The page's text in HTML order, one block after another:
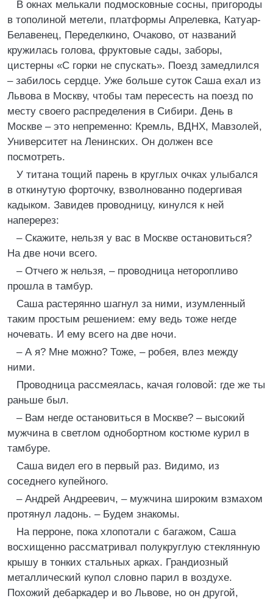
В окнах мелькали подмосковные сосны, пригороды
в тополиной метели, платформы Апрелевка, Катуар-
Белавенец, Переделкино, Очаково, от названий
кружилась голова, фруктовые сады, заборы,
цистерны «С горки не спускать». Поезд замедлился
– забилось сердце. Уже больше суток Саша ехал из
Львова в Москву, чтобы там пересесть на поезд по
месту своего распределения в Сибири. День в
Москве – это непременно: Кремль, ВДНХ, Мавзолей,
Университет на Ленинских. Он должен все
посмотреть.
У титана тощий парень в круглых очках улыбался
в откинутую форточку, взволнованно подергивая
кадыком. Завидев проводницу, кинулся к ней
наперерез:
– Скажите, нельзя у вас в Москве остановиться?
На две ночи всего.
– Отчего ж нельзя, – проводница неторопливо
прошла в тамбур.
Саша растерянно шагнул за ними, изумленный
таким простым решением: ему ведь тоже негде
ночевать. И ему всего на две ночи.
– А я? Мне можно? Тоже, – робея, влез между
ними.
Проводница рассмеялась, качая головой: где же ты
раньше был.
– Вам негде остановиться в Москве? – высокий
мужчина в светлом однобортном костюме курил в
тамбуре.
Саша видел его в первый раз. Видимо, из
соседнего купейного.
– Андрей Андреевич, – мужчина широким взмахом
протянул ладонь. – Будем знакомы.
На перроне, пока хлопотали с багажом, Саша
восхищенно рассматривал полукруглую стеклянную
крышу в тонких стальных арках. Грандиозный
металлический купол словно парил в воздухе.
Похожий дебаркадер и во Львове, но он другой,